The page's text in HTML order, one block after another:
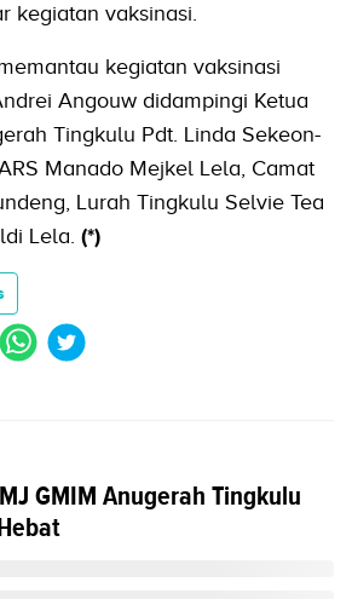
kegiatan vaksinasi.
kegiatan vaksinasi
Angouw didampingi Ketua
Tingkulu Pdt. Linda Sekeon-
Manado Mejkel Lela, Camat
Lurah Tingkulu Selvie Tea
Lela. (*)
GMIM Anugerah Tingkulu